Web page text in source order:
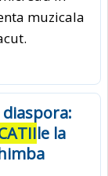
muzicala
le la